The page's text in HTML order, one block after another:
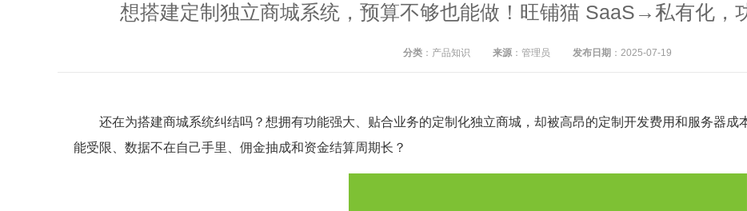
想搭建定制独立商城系统，预算不够也能做！旺铺猫 SaaS→私有化，
分类 ：产品知识 来源 ：管理员 发布日期 ：2025-07-19
还在为搭建商城系统纠结吗？想拥有功能强大、贴合业务的定制化独立商城，却被高昂的定制开发费用和服务器
能受限、数据不在自己手里、佣金抽成和资金结算周期长？